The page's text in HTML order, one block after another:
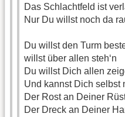
Das Schlachtfeld ist
Nur Du willst noch da
Du willst den Turm
willst über allen steh‘n
Du willst Dich allen
Und kannst Dich selbst
Der Rost an Deiner
Der Dreck an Deiner